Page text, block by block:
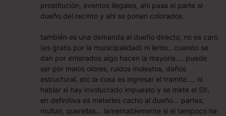
prostitución, eventos ilegales, ahi pasa el parte al
dueño del recinto y ahi se ponen colorados.
también es una demanda al dueño directo, no es caro
(es gratis por la municipalidad) ni lento.. cuando se
dan por enterados algo hacen la mayoría…. puede
ser por malos olores, ruidos molestos, daños
estructural, etc la cosa es ingresar el tramite…, ni
hablar si hay involucrado impuesto y se mete el SII,
en definitiva es meterles cacho al dueño… partes,
multas, querellas… lamentablemente si el tampoco ha